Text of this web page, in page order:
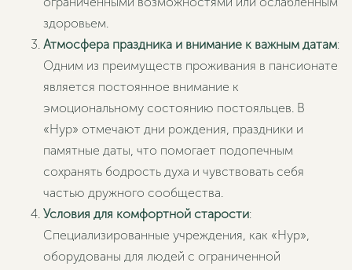
здоровьем.
Атмосфера праздника и внимание к важным датам:
Одним из преимуществ проживания в пансионате
является постоянное внимание к
эмоциональному состоянию постояльцев. В
«Нур» отмечают дни рождения, праздники и
памятные даты, что помогает подопечным
сохранять бодрость духа и чувствовать себя
частью дружного сообщества.
Условия для комфортной старости:
Специализированные учреждения, как «Нур»,
оборудованы для людей с ограниченной